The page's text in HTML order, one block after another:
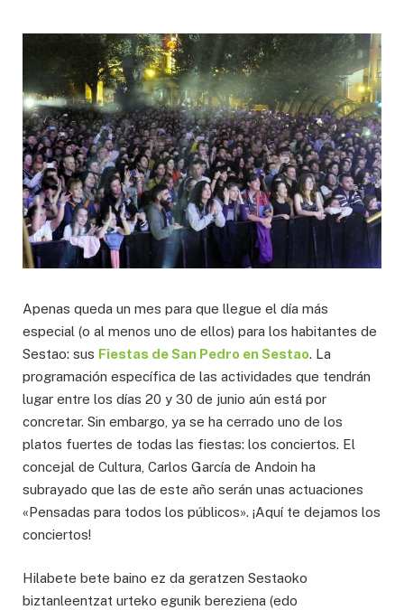
Apenas queda un mes para que llegue el día más
especial (o al menos uno de ellos) para los habitantes de
Sestao: sus Fiestas de San Pedro en Sestao. La
programación específica de las actividades que tendrán
lugar entre los días 20 y 30 de junio aún está por
concretar. Sin embargo, ya se ha cerrado uno de los
platos fuertes de todas las fiestas: los conciertos. El
concejal de Cultura, Carlos García de Andoin ha
subrayado que las de este año serán unas actuaciones
«Pensadas para todos los públicos». ¡Aquí te dejamos los
conciertos!
Hilabete bete baino ez da geratzen Sestaoko
biztanleentzat urteko egunik bereziena (edo